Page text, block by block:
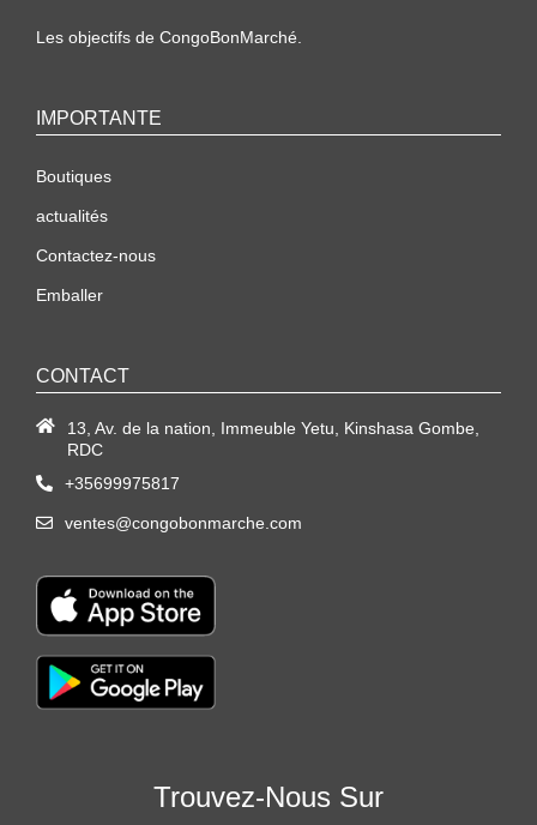
Les objectifs de CongoBonMarché.
IMPORTANTE
Boutiques
actualités
Contactez-nous
Emballer
CONTACT
13, Av. de la nation, Immeuble Yetu, Kinshasa Gombe,
RDC
+35699975817
ventes@congobonmarche.com
Trouvez-Nous Sur